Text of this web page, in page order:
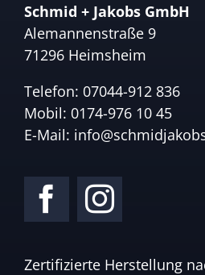
Schmid + Jakobs GmbH
Alemannenstraße 9
71296 Heimsheim
Telefon: 07044-912 836
Mobil: 0174-976 10 45
E-Mail:
Zertifizierte Herstellung